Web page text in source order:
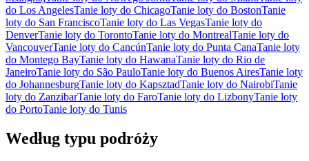
do Los AngelesTanie loty do ChicagoTanie loty do BostonTanie
loty do San FranciscoTanie loty do Las VegasTanie loty do
DenverTanie loty do TorontoTanie loty do MontrealTanie loty do
VancouverTanie loty do CancúnTanie loty do Punta CanaTanie loty
do Montego BayTanie loty do HawanaTanie loty do Rio de
JaneiroTanie loty do São PauloTanie loty do Buenos AiresTanie loty
do JohannesburgTanie loty do KapsztadTanie loty do NairobiTanie
loty do ZanzibarTanie loty do FaroTanie loty do LizbonyTanie loty
do PortoTanie loty do Tunis
Według typu podróży